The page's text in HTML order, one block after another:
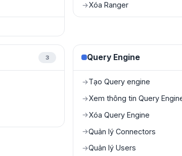
→Xóa Ranger
3 Query Engine
→Tạo Query engine
→Xem thông tin Query
→Xóa Query Engine
→Quản lý Connectors
→Quản lý Users